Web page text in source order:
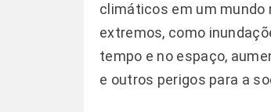
climáticos em um
extremos, como
tempo e no espaço,
e outros perigos para a